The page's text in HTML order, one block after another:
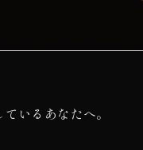
いるあなたへ。